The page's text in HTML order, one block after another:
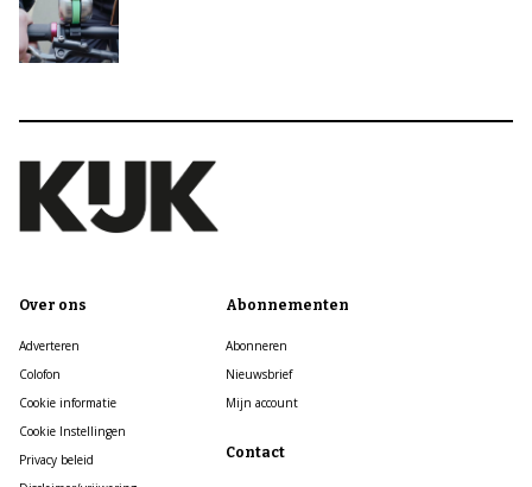
Over ons
Adverteren
Colofon
Cookie informatie
Cookie Instellingen
Privacy beleid
Abonnementen
Abonneren
Nieuwsbrief
Mijn account
Contact